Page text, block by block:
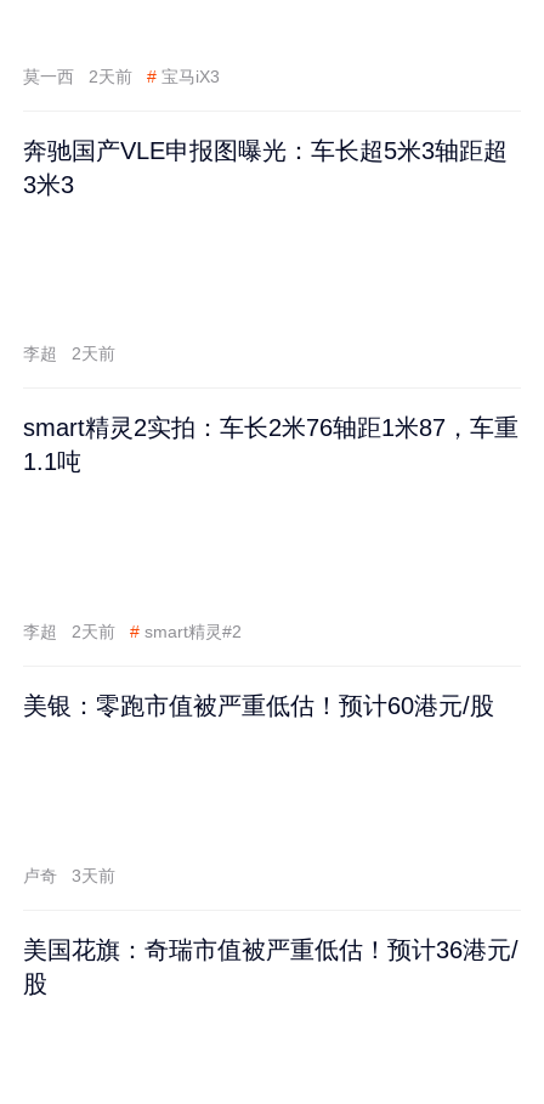
莫一西 2天前 # 宝马iX3
奔驰国产VLE申报图曝光：车长超5米3轴距超
3米3
李超 2天前
smart精灵2实拍：车长2米76轴距1米87，车重
1.1吨
李超 2天前 # smart精灵#2
美银：零跑市值被严重低估！预计60港元/股
卢奇 3天前
美国花旗：奇瑞市值被严重低估！预计36港元/
股